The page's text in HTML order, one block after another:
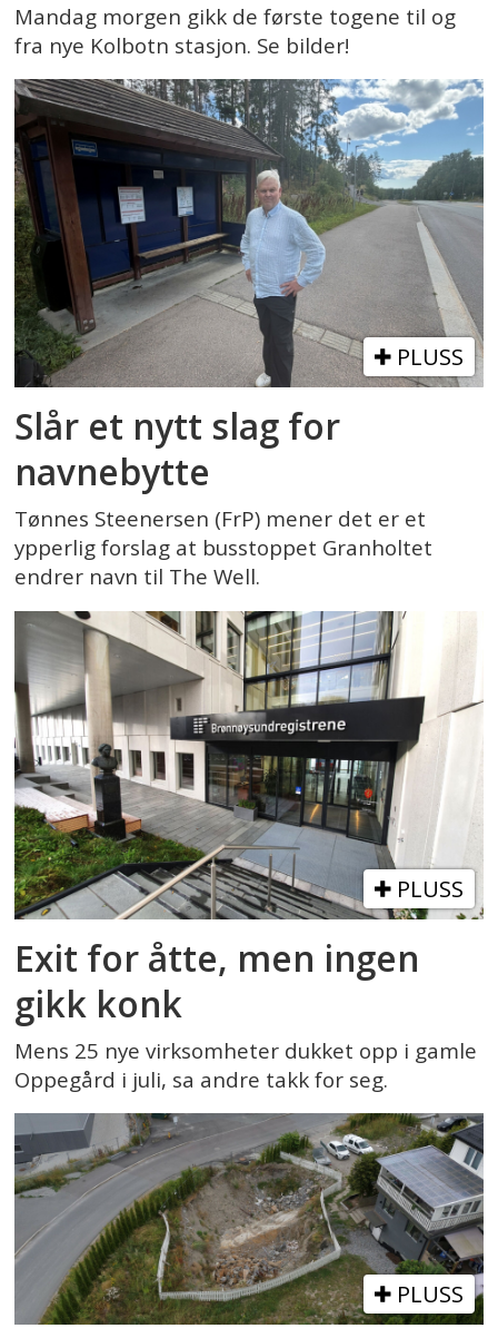
Mandag morgen gikk de første togene til og
fra nye Kolbotn stasjon. Se bilder!
PLUSS
Slår et nytt slag for
navnebytte
Tønnes Steenersen (FrP) mener det er et
ypperlig forslag at busstoppet Granholtet
endrer navn til The Well.
PLUSS
Exit for åtte, men ingen
gikk konk
Mens 25 nye virksomheter dukket opp i gamle
Oppegård i juli, sa andre takk for seg.
PLUSS